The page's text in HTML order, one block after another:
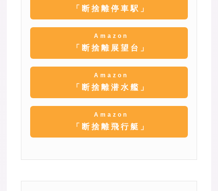
「断捨離停車駅」
Amazon
「断捨離展望台」
Amazon
「断捨離潜水艦」
Amazon
「断捨離飛行艇」